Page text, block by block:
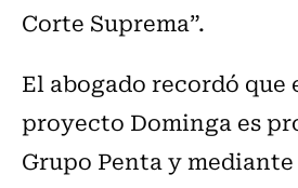
Corte Suprema”.
El abogado recordó que
proyecto Dominga es
Grupo Penta y